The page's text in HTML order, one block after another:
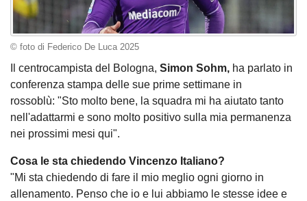
© foto di Federico De Luca 2025
Il centrocampista del Bologna, Simon Sohm, ha parlato in
conferenza stampa delle sue prime settimane in
rossoblù: "Sto molto bene, la squadra mi ha aiutato tanto
nell'adattarmi e sono molto positivo sulla mia permanenza
nei prossimi mesi qui".
Cosa le sta chiedendo Vincenzo Italiano?
"Mi sta chiedendo di fare il mio meglio ogni giorno in
allenamento. Penso che io e lui abbiamo le stesse idee e